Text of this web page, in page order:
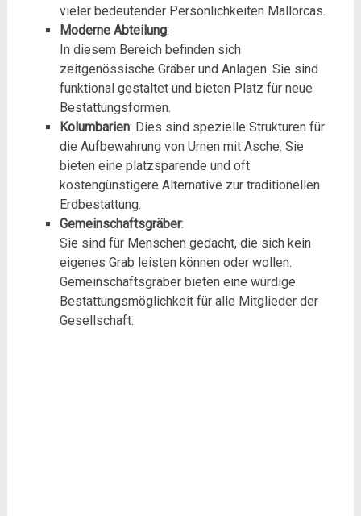
vieler bedeutender Persönlichkeiten Mallorcas.
Moderne Abteilung:
In diesem Bereich befinden sich
zeitgenössische Gräber und Anlagen. Sie sind
funktional gestaltet und bieten Platz für neue
Bestattungsformen.
Kolumbarien: Dies sind spezielle Strukturen für
die Aufbewahrung von Urnen mit Asche. Sie
bieten eine platzsparende und oft
kostengünstigere Alternative zur traditionellen
Erdbestattung.
Gemeinschaftsgräber:
Sie sind für Menschen gedacht, die sich kein
eigenes Grab leisten können oder wollen.
Gemeinschaftsgräber bieten eine würdige
Bestattungsmöglichkeit für alle Mitglieder der
Gesellschaft.